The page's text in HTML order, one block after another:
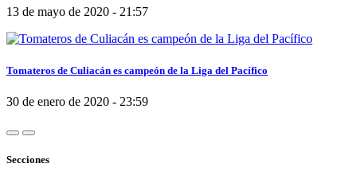
13 de mayo de 2020 - 21:57
Tomateros de Culiacán es campeón de la Liga del Pacífico
30 de enero de 2020 - 23:59
Secciones